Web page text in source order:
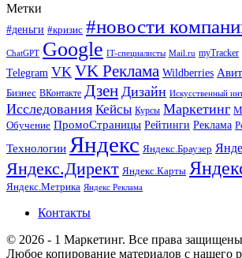
Метки
#деньги #кризис #новости
ChatGPT Google IT-специалисты Mail.ru myTracker
Telegram VK VK Реклама Wildberries
Бизнес ВКонтакте Дзен Дизайн Искусственный
Исследования Кейсы Курсы Маркетинг
Обучение ПромоСтраницы Рейтинги Реклама
Технологии Яндекс Яндекс.Браузер
Яндекс.Директ Яндекс.Карты
Яндекс.Метрика Яндекс Реклама
Контакты
© 2026 - 1 Маркетинг. Все права
Любое копирование материалов с нашего